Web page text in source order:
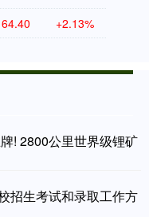
+2.13%
! 2800公里世界级锂矿
招生考试和录取工作方